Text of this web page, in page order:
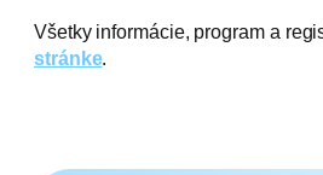
Všetky informácie, program a
stránke.